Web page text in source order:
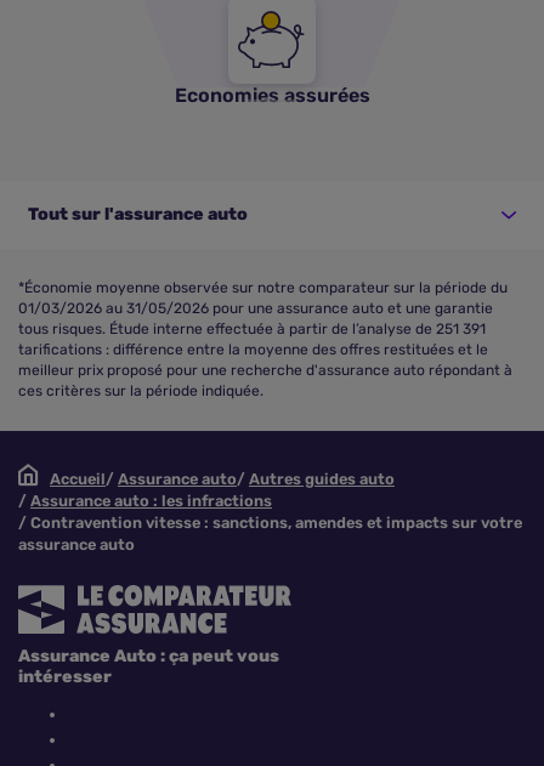
Economies assurées
Tout sur l'assurance auto
*Économie moyenne observée sur notre comparateur sur la période du
01/03/2026 au 31/05/2026 pour une assurance auto et une garantie
tous risques. Étude interne effectuée à partir de l’analyse de 251 391
tarifications : différence entre la moyenne des offres restituées et le
meilleur prix proposé pour une recherche d'assurance auto répondant à
ces critères sur la période indiquée.
Accueil Assurance auto
Autres guides auto
Assurance auto : les infractions
Contravention vitesse : sanctions, amendes et impacts sur votre
assurance auto
Assurance Auto : ça peut vous
intéresser